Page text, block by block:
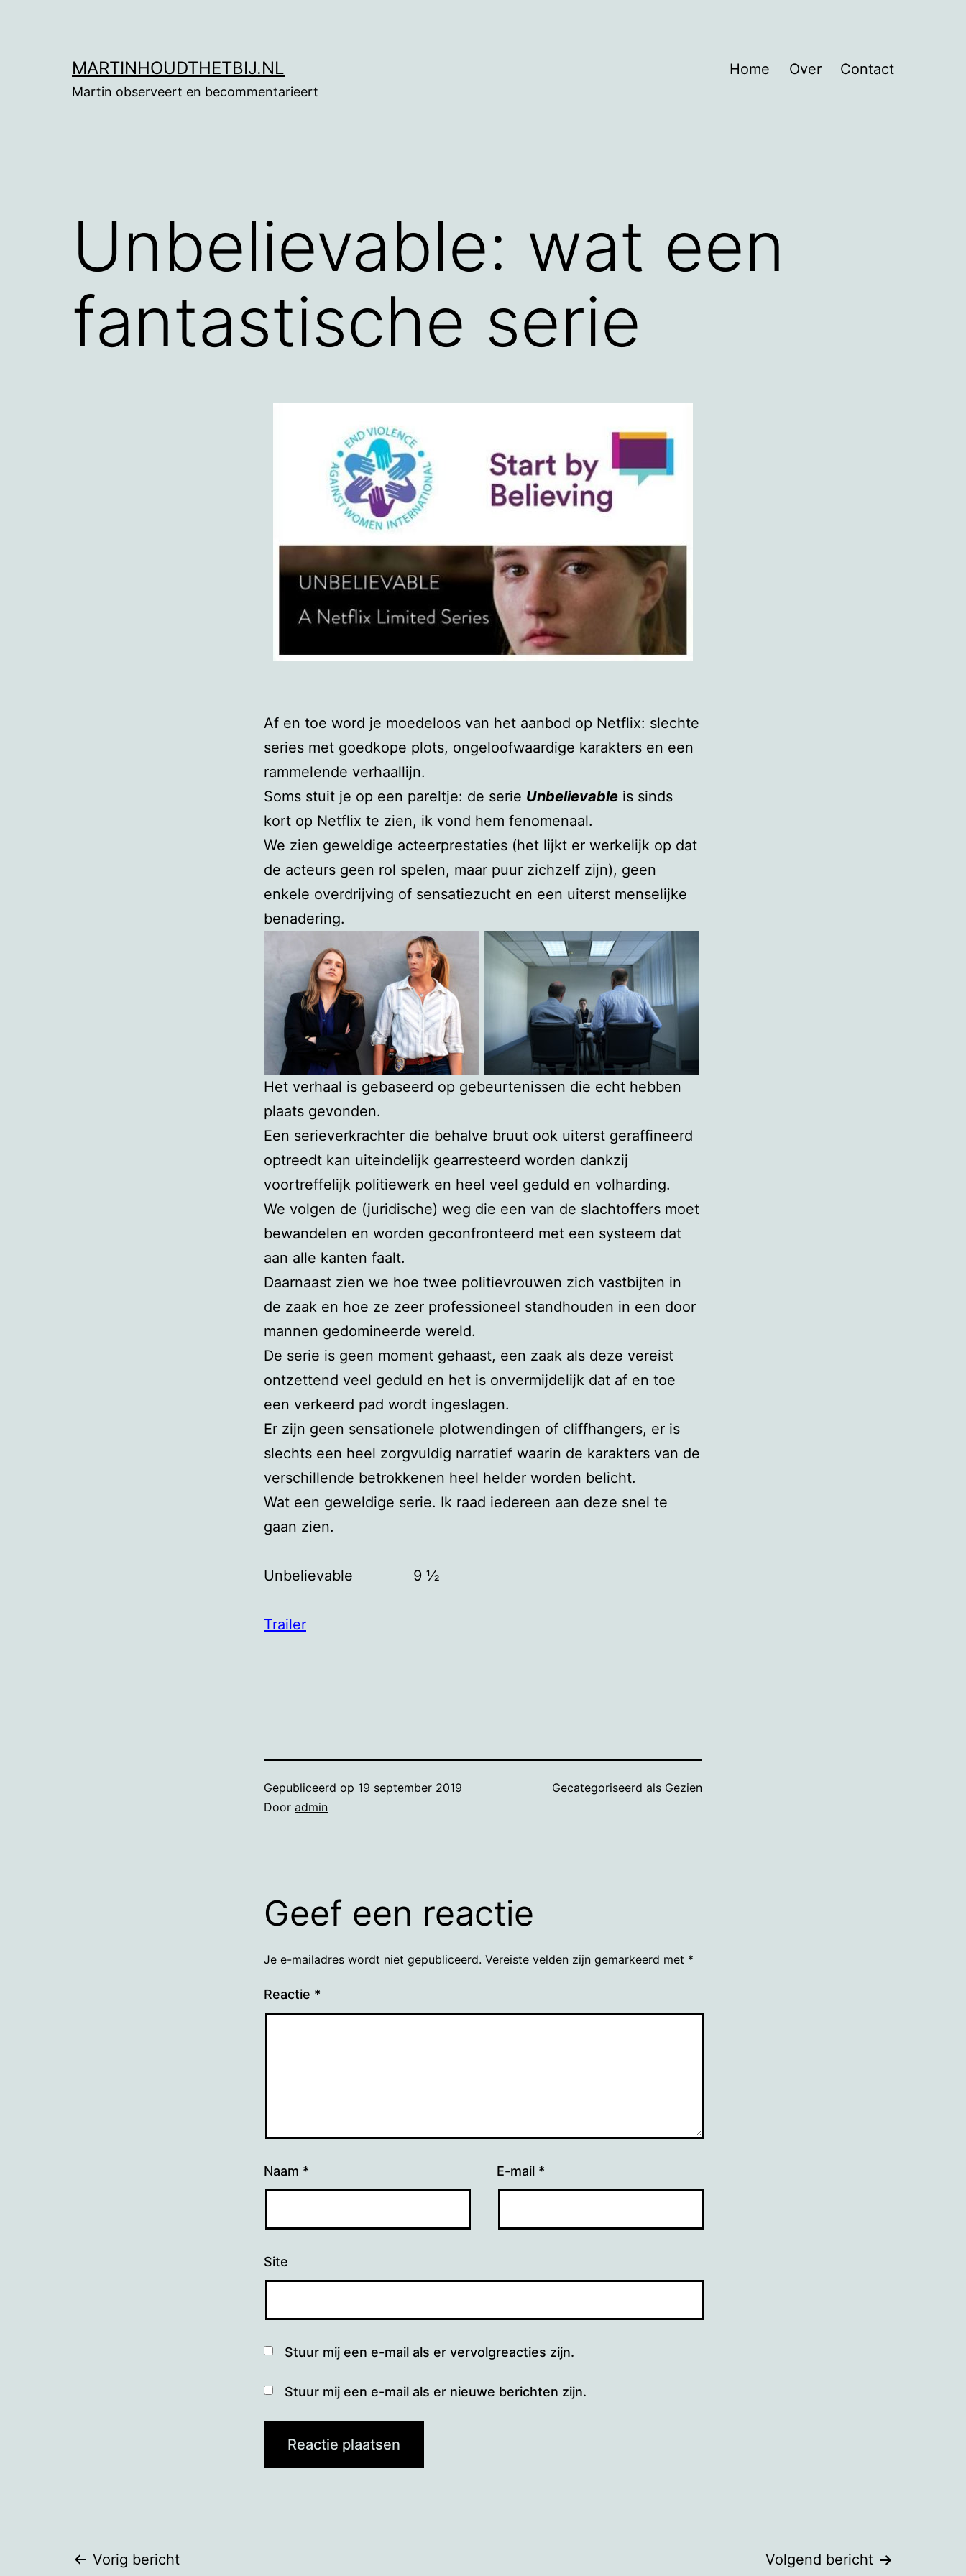
MARTINHOUDTHETBIJ.NL
Martin observeert en becommentarieert
Home Over Contact
Unbelievable: wat een
fantastische serie
Af en toe word je moedeloos van het aanbod op Netflix: slechte
series met goedkope plots, ongeloofwaardige karakters en een
rammelende verhaallijn.
Soms stuit je op een pareltje: de serie Unbelievable is sinds
kort op Netflix te zien, ik vond hem fenomenaal.
We zien geweldige acteerprestaties (het lijkt er werkelijk op dat
de acteurs geen rol spelen, maar puur zichzelf zijn), geen
enkele overdrijving of sensatiezucht en een uiterst menselijke
benadering.
Het verhaal is gebaseerd op gebeurtenissen die echt hebben
plaats gevonden.
Een serieverkrachter die behalve bruut ook uiterst geraffineerd
optreedt kan uiteindelijk gearresteerd worden dankzij
voortreffelijk politiewerk en heel veel geduld en volharding.
We volgen de (juridische) weg die een van de slachtoffers moet
bewandelen en worden geconfronteerd met een systeem dat
aan alle kanten faalt.
Daarnaast zien we hoe twee politievrouwen zich vastbijten in
de zaak en hoe ze zeer professioneel standhouden in een door
mannen gedomineerde wereld.
De serie is geen moment gehaast, een zaak als deze vereist
ontzettend veel geduld en het is onvermijdelijk dat af en toe
een verkeerd pad wordt ingeslagen.
Er zijn geen sensationele plotwendingen of cliffhangers, er is
slechts een heel zorgvuldig narratief waarin de karakters van de
verschillende betrokkenen heel helder worden belicht.
Wat een geweldige serie. Ik raad iedereen aan deze snel te
gaan zien.
Unbelievable 9 ½
Trailer
Gepubliceerd op 19 september 2019
Door admin
Gecategoriseerd als Gezien
Geef een reactie
Je e-mailadres wordt niet gepubliceerd. Vereiste velden zijn gemarkeerd met *
Reactie *
Naam * E-mail *
Site
Stuur mij een e-mail als er vervolgreacties zijn.
Stuur mij een e-mail als er nieuwe berichten zijn.
Vorig bericht Volgend bericht